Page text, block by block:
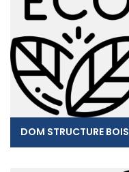
DOM STRUCTURE BOIS